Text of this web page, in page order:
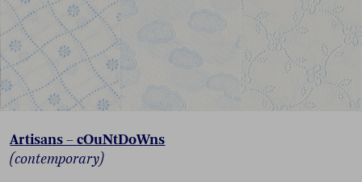
Artisans – cOuNtDoWns
(contemporary)